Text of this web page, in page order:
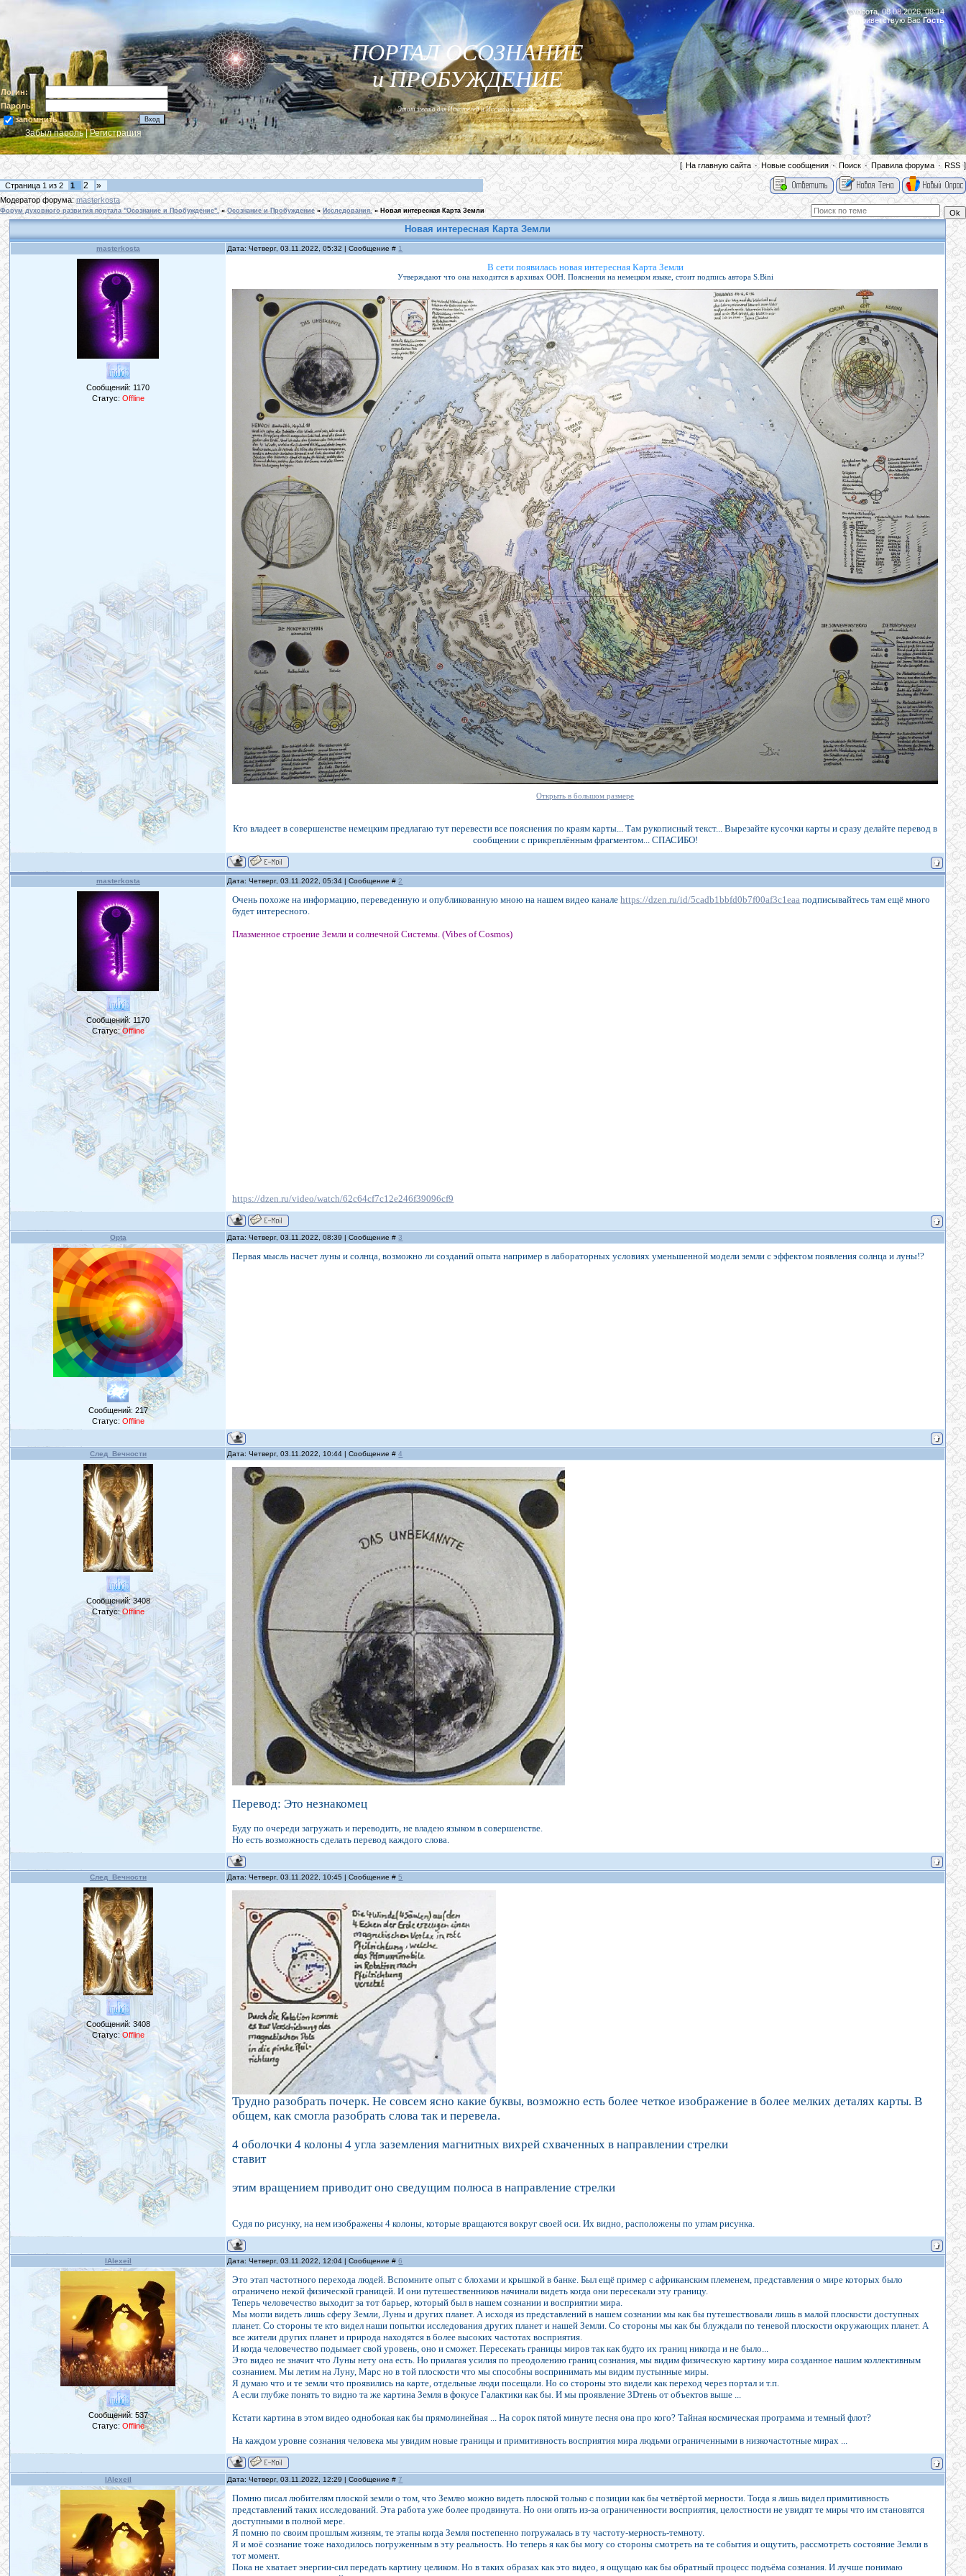
Логин:
Пароль:
запомнить
Забыл пароль|Регистрация
ПОРТАЛ ОСОЗНАНИЕ
и ПРОБУЖДЕНИЕ
Этот место для Искателей и Исследователей...
Суббота, 08.08.2026, 08:14
Приветствую ВасГость
|
[ На главную сайта · Новые сообщения· Поиск · Правила форума · RSS ]
Страница 1 из 2 1 2 »
Модератор форума:masterkosta
Форум духовного развития портала "Осознание и Пробуждение". » Осознание и Пробуждение » Исследования. » Новая интересная Карта Земли
Новая интересная Карта Земли
masterkosta Дата: Четверг, 03.11.2022, 05:32 | Сообщение # 1
Сообщений: 1170
Статус: Offline
В сети появилась новая интересная Карта Земли
Утверждают что она находится в архивах ООН. Пояснения на немецком языке, стоит подпись автора S.Bini
Открыть в большом размере
Кто владеет в совершенстве немецким предлагаю тут перевести все пояснения по краям карты... Там рукописный текст... Вырезайте кусочки карты и сразу делайте перевод в
сообщении с прикреплённым фрагментом... СПАСИБО!
masterkosta Дата: Четверг, 03.11.2022, 05:34 | Сообщение # 2
Сообщений: 1170
Статус:Offline
Очень похоже на информацию, переведенную и опубликованную мною на нашем видео каналеhttps://dzen.ru/id/5cadb1bbfd0b7f00af3c1eaa подписывайтесь там ещё много
будет интересного.
Плазменное строение Земли и солнечной Системы. (Vibes of Cosmos)
https://dzen.ru/video/watch/62c64cf7c12e246f39096cf9
Opta Дата: Четверг, 03.11.2022, 08:39 | Сообщение #3
Сообщений: 217
Статус: Offline
Первая мысль насчет луны и солнца, возможно ли созданий опыта например в лабораторных условиях уменьшенной модели земли с эффектом появления солнца и луны!?
След_Вечности Дата: Четверг, 03.11.2022, 10:44 | Сообщение #4
Сообщений:3408
Статус:Offline
Перевод: Это незнакомец
Буду по очереди загружать и переводить, не владею языком в совершенстве.
Но есть возможность сделать перевод каждого слова.
След_Вечности Дата: Четверг, 03.11.2022, 10:45 | Сообщение #5
Сообщений:3408
Статус: Offline
Трудно разобрать почерк. Не совсем ясно какие буквы, возможно есть более четкое изображение в более мелких деталях карты. В
общем, как смогла разобрать слова так и перевела.
4 оболочки 4 колоны 4 угла заземления магнитных вихрей схваченных в направлении стрелки
ставит
этим вращением приводит оно сведущим полюса в направление стрелки
Судя по рисунку, на нем изображены 4 колоны, которые вращаются вокруг своей оси. Их видно, расположены по углам рисунка.
IAlexeiI Дата: Четверг, 03.11.2022, 12:04 | Сообщение #6
Сообщений: 537
Статус: Offline
Это этап частотного перехода людей. Вспомните опыт с блохами и крышкой в банке. Был ещё пример с африканским племенем, представления о мире которых было
ограничено некой физической границей. И они путешественников начинали видеть когда они пересекали эту границу.
Теперь человечество выходит за тот барьер, который был в нашем сознании и восприятии мира.
Мы могли видеть лишь сферу Земли, Луны и других планет. А исходя из представлений в нашем сознании мы как бы путешествовали лишь в малой плоскости доступных
планет. Со стороны те кто видел наши попытки исследования других планет и нашей Земли. Со стороны мы как бы блуждали по теневой плоскости окружающих планет. А
все жители других планет и природа находятся в более высоких частотах восприятия.
И когда человечество подымает свой уровень, оно и сможет. Пересекать границы миров так как будто их границ никогда и не было...
Это видео не значит что Луны нету она есть. Но прилагая усилия по преодолению границ сознания, мы видим физическую картину мира созданное нашим коллективным
сознанием. Мы летим на Луну, Марс но в той плоскости что мы способны воспринимать мы видим пустынные миры.
Я думаю что и те земли что проявились на карте, отдельные люди посещали. Но со стороны это видели как переход через портал и т.п.
А если глубже понять то видно та же картина Земля в фокусе Галактики как бы. И мы проявление 3Dтень от объектов выше ...
Кстати картина в этом видео однобокая как бы прямолинейная ... На сорок пятой минуте песня она про кого? Тайная космическая программа и темный флот?
На каждом уровне сознания человека мы увидим новые границы и примитивность восприятия мира людьми ограниченными в низкочастотные мирах ...
IAlexeiI Дата: Четверг, 03.11.2022, 12:29 | Сообщение #7
Помню писал любителям плоской земли о том, что Землю можно видеть плоской только с позиции как бы четвёртой мерности. Тогда я лишь видел примитивность
представлений таких исследований. Эта работа уже более продвинута. Но они опять из-за ограниченности восприятия, целостности не увидят те миры что им становятся
доступными в полной мере.
Я помню по своим прошлым жизням, те этапы когда Земля постепенно погружалась в ту частоту-мерность-темноту.
Я и моё сознание тоже находилось погруженным в эту реальность. Но теперь я как бы могу со стороны смотреть на те события и ощутить, рассмотреть состояние Земли в
тот момент.
Пока не хватает энергии-сил передать картину целиком. Но в таких образах как это видео, я ощущаю как бы обратный процесс подъёма сознания. И лучше понимаю